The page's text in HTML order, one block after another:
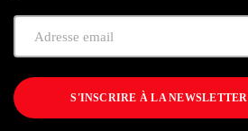
S'INSCRIRE À LA NEWSLETTER